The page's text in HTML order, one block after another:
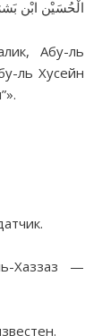
الْحُسَيْن ابْن
Абу-ль
ль Хусейн
Хаззаз —